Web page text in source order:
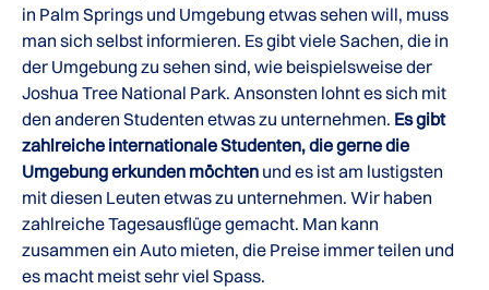
in Palm Springs und Umgebung etwas sehen will, muss
man sich selbst informieren. Es gibt viele Sachen, die in
der Umgebung zu sehen sind, wie beispielsweise der
Joshua Tree National Park. Ansonsten lohnt es sich mit
den anderen Studenten etwas zu unternehmen. Es gibt
zahlreiche internationale Studenten, die gerne die
Umgebung erkunden möchten und es ist am lustigsten
mit diesen Leuten etwas zu unternehmen. Wir haben
zahlreiche Tagesausflüge gemacht. Man kann
zusammen ein Auto mieten, die Preise immer teilen und
es macht meist sehr viel Spass.